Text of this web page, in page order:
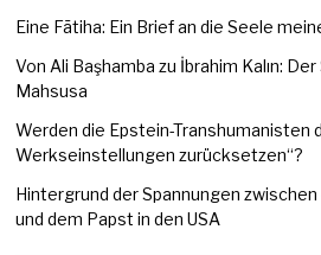
Eine Fātiha: Ein Brief an die Seele
Von Ali Başhamba zu İbrahim Kalın:
Mahsusa
Werden die Epstein-Transhumanisten
Werkseinstellungen zurücksetzen“?
Hintergrund der Spannungen
und dem Papst in den USA